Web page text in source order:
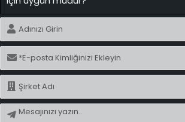
İsim
E-
posta
İsim
Mesaj